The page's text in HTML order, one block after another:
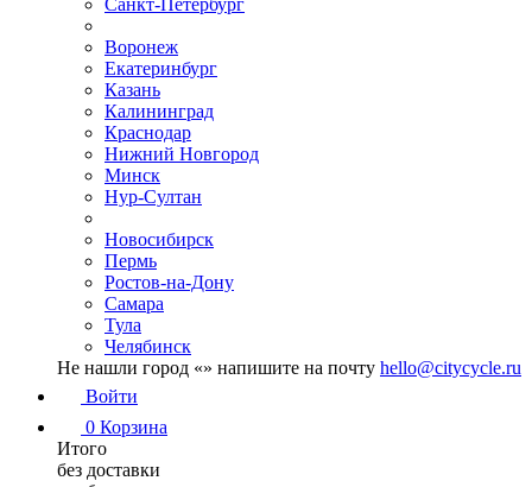
Санкт-Петербург
Воронеж
Екатеринбург
Казань
Калининград
Краснодар
Нижний Новгород
Минск
Нур-Султан
Новосибирск
Пермь
Ростов-на-Дону
Самара
Тула
Челябинск
Не нашли город «» напишите на почту hello@citycycle.ru
Войти
0 Корзина
Итого
без доставки